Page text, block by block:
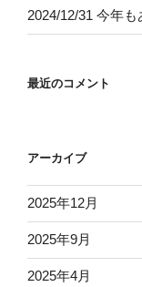
2024/12/31 今年
最近のコメント
アーカイブ
2025年12月
2025年9月
2025年4月